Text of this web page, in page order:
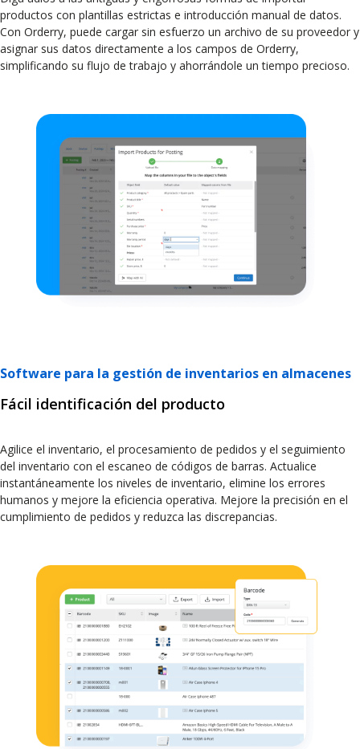
productos con plantillas estrictas e introducción manual de datos.
Con Orderry, puede cargar sin esfuerzo un archivo de su proveedor y
asignar sus datos directamente a los campos de Orderry,
simplificando su flujo de trabajo y ahorrándole un tiempo precioso.
Software para la gestión de inventarios en almacenes
Fácil identificación del producto
Agilice el inventario, el procesamiento de pedidos y el seguimiento
del inventario con el escaneo de códigos de barras. Actualice
instantáneamente los niveles de inventario, elimine los errores
humanos y mejore la eficiencia operativa. Mejore la precisión en el
cumplimiento de pedidos y reduzca las discrepancias.